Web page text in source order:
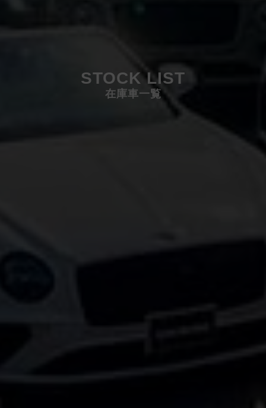
STOCK LIST
在庫車一覧